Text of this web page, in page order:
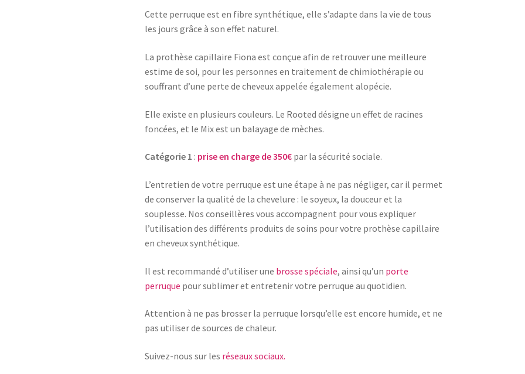
Cette perruque est en fibre synthétique, elle s’adapte dans la vie de tous
les jours grâce à son effet naturel.
La prothèse capillaire Fiona est conçue afin de retrouver une meilleure
estime de soi, pour les personnes en traitement de chimiothérapie ou
souffrant d’une perte de cheveux appelée également alopécie.
Elle existe en plusieurs couleurs. Le Rooted désigne un effet de racines
foncées, et le Mix est un balayage de mèches.
Catégorie 1 : prise en charge de 350€ par la sécurité sociale.
L’entretien de votre perruque est une étape à ne pas négliger, car il permet
de conserver la qualité de la chevelure : le soyeux, la douceur et la
souplesse. Nos conseillères vous accompagnent pour vous expliquer
l’utilisation des différents produits de soins pour votre prothèse capillaire
en cheveux synthétique.
Il est recommandé d’utiliser une brosse spéciale, ainsi qu’un porte
perruque pour sublimer et entretenir votre perruque au quotidien.
Attention à ne pas brosser la perruque lorsqu’elle est encore humide, et ne
pas utiliser de sources de chaleur.
Suivez-nous sur les réseaux sociaux.